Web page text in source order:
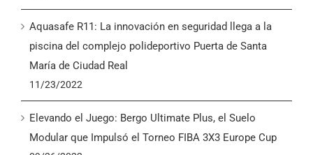
Aquasafe R11: La innovación en seguridad llega a la
piscina del complejo polideportivo Puerta de Santa
María de Ciudad Real
11/23/2022
Elevando el Juego: Bergo Ultimate Plus, el Suelo
Modular que Impulsó el Torneo FIBA 3X3 Europe Cup